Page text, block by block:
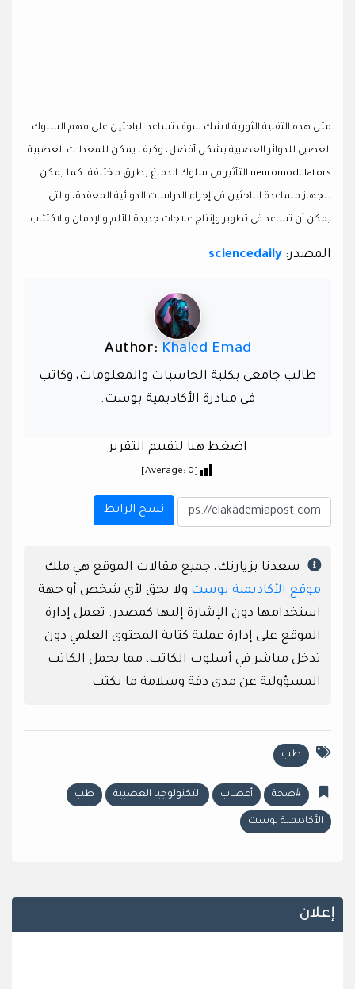
مثل هذه التقنية الثورية لاشك سوف تساعد الباحثين على فهم السلوك
العصبي للدوائر العصبية بشكل أفضل، وكيف يمكن للمعدلات العصبية
neuromodulators التأثير في سلوك الدماغ بطرق مختلفة، كما يمكن
للجهاز مساعدة الباحثين في إجراء الدراسات الدوائية المعقدة، والتي
يمكن أن تساعد في تطوير وإنتاج علاجات جديدة للألم والإدمان والاكتئاب.
المصدر: sciencedaily
Author: Khaled Emad
طالب جامعي بكلية الحاسبات والمعلومات، وكاتب
في مبادرة الأكاديمية بوست.
اضغط هنا لتقييم التقرير
[Average:
0
]
نسخ الرابط
سعدنا بزيارتك، جميع مقالات الموقع هي ملك
موقع الأكاديمية بوست ولا يحق لأي شخص أو جهة
استخدامها دون الإشارة إليها كمصدر. تعمل إدارة
الموقع على إدارة عملية كتابة المحتوى العلمي دون
تدخل مباشر في أسلوب الكاتب، مما يحمل الكاتب
المسؤولية عن مدى دقة وسلامة ما يكتب.
طب
#صحة أعصاب التكنولوجيا العصبية طب
الأكاديمية بوست
إعلان